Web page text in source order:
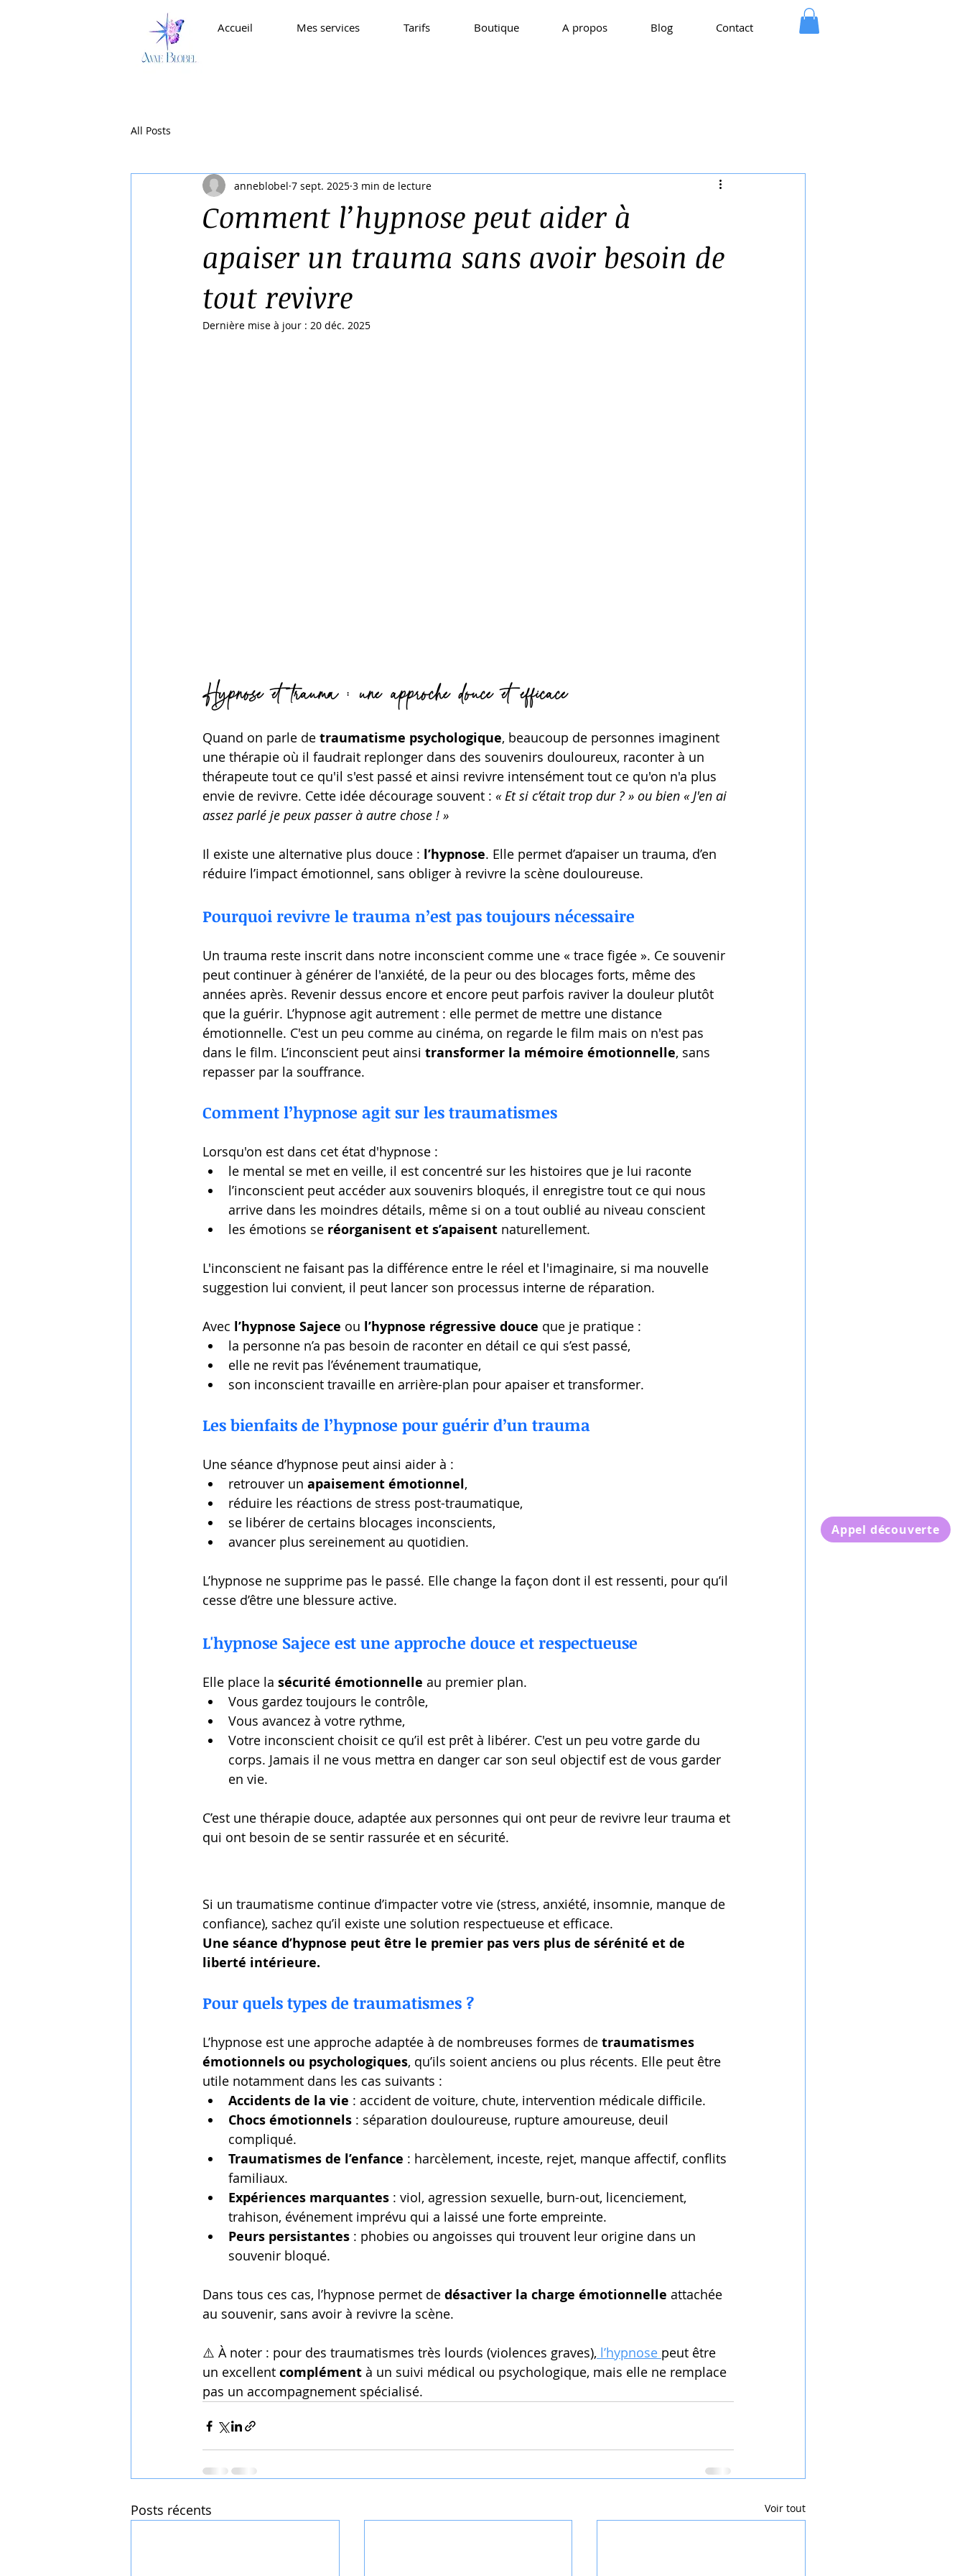
Accueil Mes services Tarifs Boutique A propos Blog Contact
Appel découverte
All Posts
Comment l’hypnose peut aider à
apaiser un trauma sans avoir besoin de
tout revivre
anneblobel 7 sept. 2025 3 min de lecture
Dernière mise à jour : 20 déc. 2025
Hypnose et trauma : une approche douce et efficace
Quand on parle de traumatisme psychologique, beaucoup de personnes imaginent
une thérapie où il faudrait replonger dans des souvenirs douloureux, raconter à un
thérapeute tout ce qu'il s'est passé et ainsi revivre intensément tout ce qu'on n'a plus
envie de revivre. Cette idée décourage souvent : « Et si c’était trop dur ? » ou bien « J'en ai
assez parlé je peux passer à autre chose ! »
Il existe une alternative plus douce : l’hypnose. Elle permet d’apaiser un trauma, d’en
réduire l’impact émotionnel, sans obliger à revivre la scène douloureuse.
Pourquoi revivre le trauma n’est pas toujours nécessaire
Un trauma reste inscrit dans notre inconscient comme une « trace figée ». Ce souvenir
peut continuer à générer de l'anxiété, de la peur ou des blocages forts, même des
années après. Revenir dessus encore et encore peut parfois raviver la douleur plutôt
que la guérir. L’hypnose agit autrement : elle permet de mettre une distance
émotionnelle. C'est un peu comme au cinéma, on regarde le film mais on n'est pas
dans le film. L’inconscient peut ainsi transformer la mémoire émotionnelle, sans
repasser par la souffrance.
Comment l’hypnose agit sur les traumatismes
Lorsqu'on est dans cet état d'hypnose :
le mental se met en veille, il est concentré sur les histoires que je lui raconte
l’inconscient peut accéder aux souvenirs bloqués, il enregistre tout ce qui nous
arrive dans les moindres détails, même si on a tout oublié au niveau conscient
les émotions se réorganisent et s’apaisent naturellement.
L'inconscient ne faisant pas la différence entre le réel et l'imaginaire, si ma nouvelle
suggestion lui convient, il peut lancer son processus interne de réparation.
Avec l’hypnose Sajece ou l’hypnose régressive douce que je pratique :
la personne n’a pas besoin de raconter en détail ce qui s’est passé,
elle ne revit pas l’événement traumatique,
son inconscient travaille en arrière-plan pour apaiser et transformer.
Les bienfaits de l’hypnose pour guérir d’un trauma
Une séance d’hypnose peut ainsi aider à :
retrouver un apaisement émotionnel,
réduire les réactions de stress post-traumatique,
se libérer de certains blocages inconscients,
avancer plus sereinement au quotidien.
L’hypnose ne supprime pas le passé. Elle change la façon dont il est ressenti, pour qu’il
cesse d’être une blessure active.
L'hypnose Sajece est une approche douce et respectueuse
Elle place la sécurité émotionnelle au premier plan.
Vous gardez toujours le contrôle,
Vous avancez à votre rythme,
Votre inconscient choisit ce qu’il est prêt à libérer. C'est un peu votre garde du
corps. Jamais il ne vous mettra en danger car son seul objectif est de vous garder
en vie.
C’est une thérapie douce, adaptée aux personnes qui ont peur de revivre leur trauma et
qui ont besoin de se sentir rassurée et en sécurité.
Si un traumatisme continue d’impacter votre vie (stress, anxiété, insomnie, manque de
confiance), sachez qu’il existe une solution respectueuse et efficace.
Une séance d’hypnose peut être le premier pas vers plus de sérénité et de
liberté intérieure.
Pour quels types de traumatismes ?
L’hypnose est une approche adaptée à de nombreuses formes de traumatismes
émotionnels ou psychologiques, qu’ils soient anciens ou plus récents. Elle peut être
utile notamment dans les cas suivants :
Accidents de la vie : accident de voiture, chute, intervention médicale difficile.
Chocs émotionnels : séparation douloureuse, rupture amoureuse, deuil
compliqué.
Traumatismes de l’enfance : harcèlement, inceste, rejet, manque affectif, conflits
familiaux.
Expériences marquantes : viol, agression sexuelle, burn-out, licenciement,
trahison, événement imprévu qui a laissé une forte empreinte.
Peurs persistantes : phobies ou angoisses qui trouvent leur origine dans un
souvenir bloqué.
Dans tous ces cas, l’hypnose permet de désactiver la charge émotionnelle attachée
au souvenir, sans avoir à revivre la scène.
⚠️ À noter : pour des traumatismes très lourds (violences graves), l’hypnose peut être
un excellent complément à un suivi médical ou psychologique, mais elle ne remplace
pas un accompagnement spécialisé.
Posts récents Voir tout